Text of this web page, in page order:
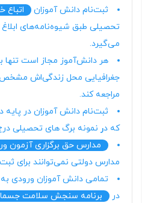
ثبت‌نام دانش آموزان اتباع
تحصیلی طبق شیوه‌نامه‌های
می‌گیرد.
هر دانش‌آموز مجاز است
جغرافیایی محل زندگی‌اش
مراجعه کند.
ثبت‌نام دانش آموزان در پایه
که در نمونه برگ های تحصیلی
مدارس حق برگزاری آزمون
مدارس دولتی نمی‌توانند برای
تمامی دانش آموزان ورودی
در
برنامه سنجش سلامت